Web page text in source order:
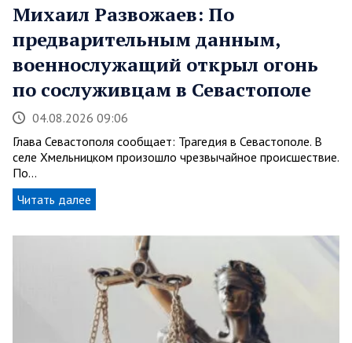
Михаил Развожаев: По
предварительным данным,
военнослужащий открыл огонь
по сослуживцам в Севастополе
04.08.2026 09:06
Глава Севастополя сообщает: Трагедия в Севастополе. В
селе Хмельницком произошло чрезвычайное происшествие.
По…
Читать далее